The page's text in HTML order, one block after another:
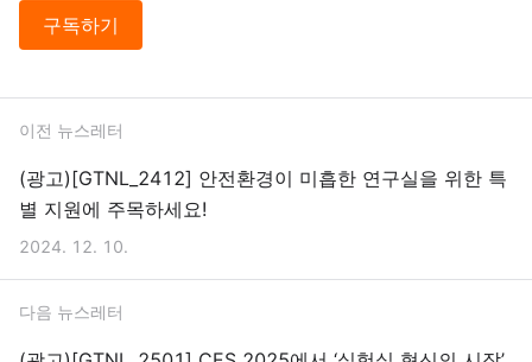
구독하기
이전 뉴스레터
(광고)[GTNL_2412] 안전환경이 미흡한 연구실을 위한 특
별 지원에 주목하세요!
2024. 12. 10.
다음 뉴스레터